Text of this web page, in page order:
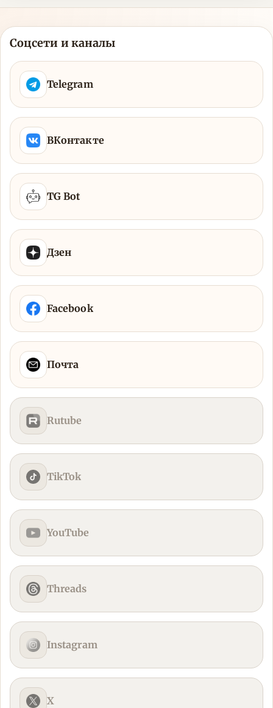
Соцсети и каналы
Telegram
ВКонтакте
TG Bot
Дзен
Facebook
Почта
Rutube
TikTok
YouTube
Threads
Instagram
X